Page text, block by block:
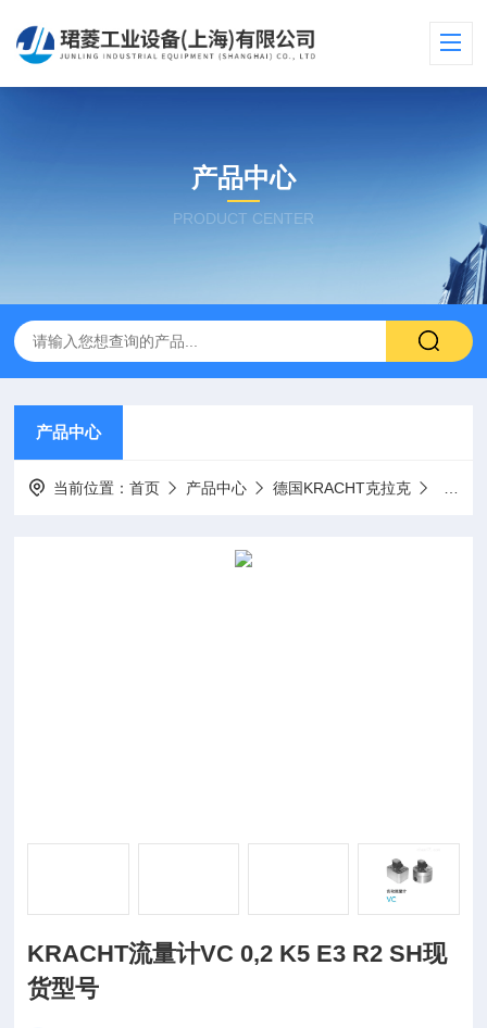
产品中心
PRODUCT CENTER
产品中心
当前位置：首页 产品中心 德国KRACHT克拉克
KRACHT流量计VC 0,2 K5 E3 R2 SH现
货型号